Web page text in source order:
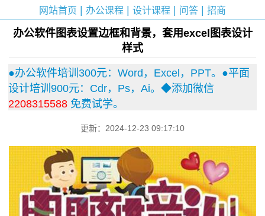
网站首页 办公课程 设计课程 问答 招商
办公软件图表设置边框和背景，套用excel图表设计
样式
●办公软件培训300元：Word，Excel，PPT。●平面
设计培训900元：Cdr，Ps，Ai。◆添加微信
2208315588 免费试学。
更新：2024-12-23 09:17:10